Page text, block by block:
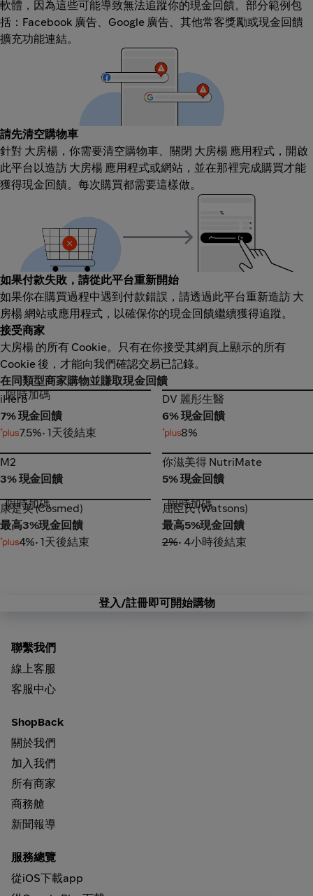
軟體，因為這些可能導致無法追蹤你的現金回饋。部分範例包
括：Facebook 廣告、Google 廣告、其他常客獎勵或現金回饋
擴充功能連結。
請先清空購物車
針對 大房楊，你需要清空購物車、關閉 大房楊 應用程式，開啟
此平台以造訪 大房楊 應用程式或網站，並在那裡完成購買才能
獲得現金回饋。每次購買都需要這樣做。
如果付款失敗，請從此平台重新開始
如果你在購買過程中遇到付款錯誤，請透過此平台重新造訪 大
房楊 網站或應用程式，以確保你的現金回饋繼續獲得追蹤。
接受商家
大房楊 的所有 Cookie。只有在你接受其網頁上顯示的所有
Cookie 後，才能向我們確認交易已記錄。
在同類型商家購物並賺取現金回饋
iHerb
限時加碼
iHerb
7% 現金回饋
7.5%• 1天後結束
DV 麗彤生醫
DV 麗彤生醫
6% 現金回饋
8%
M2
M2
3% 現金回饋
你滋美得 NutriMate
你滋美得 NutriMate
5% 現金回饋
康是美 (Cosmed)
限時加碼
康是美 (Cosmed)
最高3%現金回饋
4%• 1天後結束
屈臣氏 (Watsons)
限時加碼
屈臣氏 (Watsons)
最高5%現金回饋
2%• 4小時後結束
登入/註冊即可開始購物
聯繫我們
線上客服
客服中心
ShopBack
關於我們
加入我們
所有商家
商務艙
新聞報導
服務總覽
從iOS下載app